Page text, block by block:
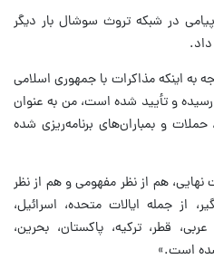
در شبکه تروث سوشال بار دیگر
به اینکه مذاکرات با جمهوری اسلامی
رسیده و تأیید شده است، من به عنوان
و بمباران‌های برنامه‌ریزی شده
هم از نظر مفهومی و هم از نظر
از جمله ایالات متحده، اسرائیل،
قطر، ترکیه، پاکستان، بحرین،
است.»